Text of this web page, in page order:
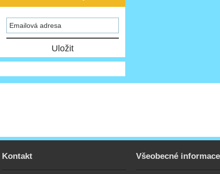
Kontakt Všeobecné informace